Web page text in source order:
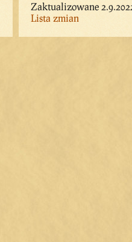
Zaktualizowane
Lista zmian